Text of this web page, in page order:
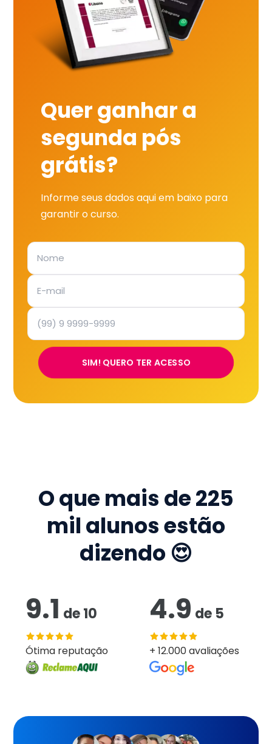
Quer ganhar a
segunda pós
grátis?
Informe seus dados aqui em baixo para
garantir o curso.
SIM! QUERO TER ACESSO
O que mais de225
mil alunos estão
dizendo 😍
9.1 de10
Ótima reputação
4.9 de 5
+ 12.000 avaliações